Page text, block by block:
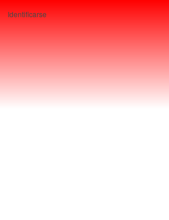
Identificarse